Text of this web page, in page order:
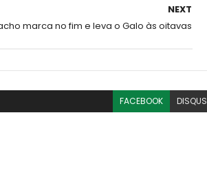
NEXT
marca no fim e leva o Galo às oitavas
FACEBOOK DISQUS